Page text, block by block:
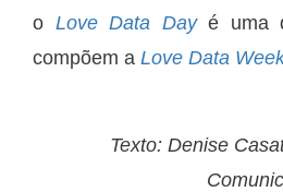
o Love Data Dayé uma
compõem a Love Data
Texto: Denise